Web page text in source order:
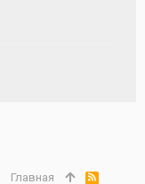
Главная
R